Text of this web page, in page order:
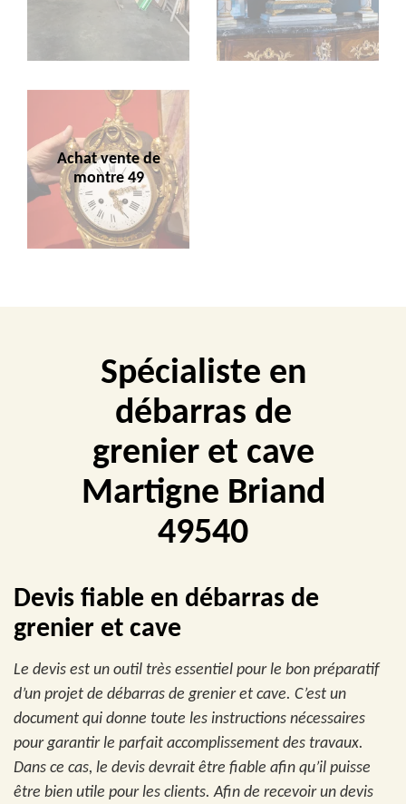
Achat vente de
montre 49
Spécialiste en
débarras de
grenier et cave
Martigne Briand
49540
Devis fiable en débarras de
grenier et cave
Le devis est un outil très essentiel pour le bon préparatif
d’un projet de débarras de grenier et cave. C’est un
document qui donne toute les instructions nécessaires
pour garantir le parfait accomplissement des travaux.
Dans ce cas, le devis devrait être fiable afin qu’il puisse
être bien utile pour les clients. Afin de recevoir un devis